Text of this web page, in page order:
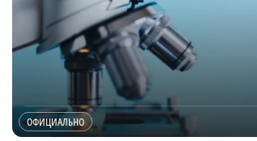
ОФИЦИАЛЬНО